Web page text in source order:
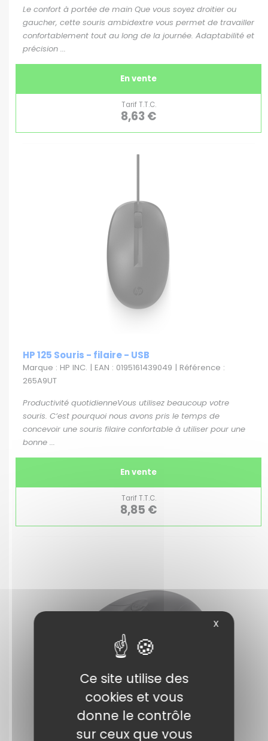
Le confort à portée de main Que vous soyez droitier ou
gaucher, cette souris ambidextre vous permet de travailler
confortablement tout au long de la journée. Adaptabilité et
précision ...
En vente
Tarif T.T.C.
8,63 €
HP 125 Souris - filaire - USB
Marque : HP INC. | EAN : 0195161439049 | Référence :
265A9UT
Productivité quotidienneVous utilisez beaucoup votre
souris. C’est pourquoi nous avons pris le temps de
concevoir une souris filaire confortable à utiliser pour une
bonne ...
En vente
Tarif T.T.C.
8,85 €
X
Ce site utilise des
cookies et vous
donne le contrôle
sur ceux que vous